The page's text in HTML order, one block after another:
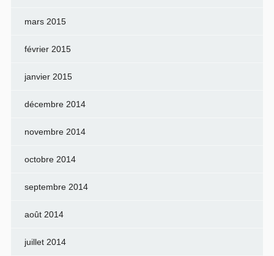
mars 2015
février 2015
janvier 2015
décembre 2014
novembre 2014
octobre 2014
septembre 2014
août 2014
juillet 2014